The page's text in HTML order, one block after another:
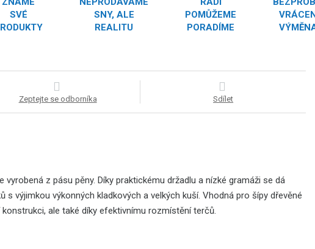
SVÉ
SNY, ALE
REALITU
POMŮŽEME
PORADÍME
Zeptejte se odborníka Sdílet
z pásu pěny. Díky praktickému držadlu a nízké gramáži se dá
výjimkou výkonných kladkových a velkých kuší. Vhodná pro šípy dřevěné
ale také díky efektivnímu rozmístění terčů.